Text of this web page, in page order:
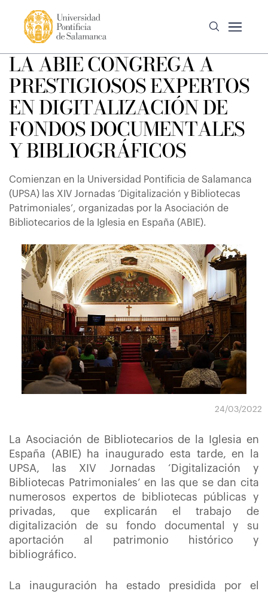
LA ABIE CONGREGA A
PRESTIGIOSOS EXPERTOS
EN DIGITALIZACIÓN DE
FONDOS DOCUMENTALES
Y BIBLIOGRÁFICOS
Comienzan en la Universidad Pontificia de Salamanca
(UPSA) las XIV Jornadas ‘Digitalización y Bibliotecas
Patrimoniales’, organizadas por la Asociación de
Bibliotecarios de la Iglesia en España (ABIE).
24/03/2022
La Asociación de Bibliotecarios de la Iglesia en
España (ABIE) ha inaugurado esta tarde, en la
UPSA, las XIV Jornadas ‘Digitalización y
Bibliotecas Patrimoniales’ en las que se dan cita
numerosos expertos de bibliotecas públicas y
privadas, que explicarán el trabajo de
digitalización de su fondo documental y su
aportación al patrimonio histórico y
bibliográfico.
La inauguración ha estado presidida por el